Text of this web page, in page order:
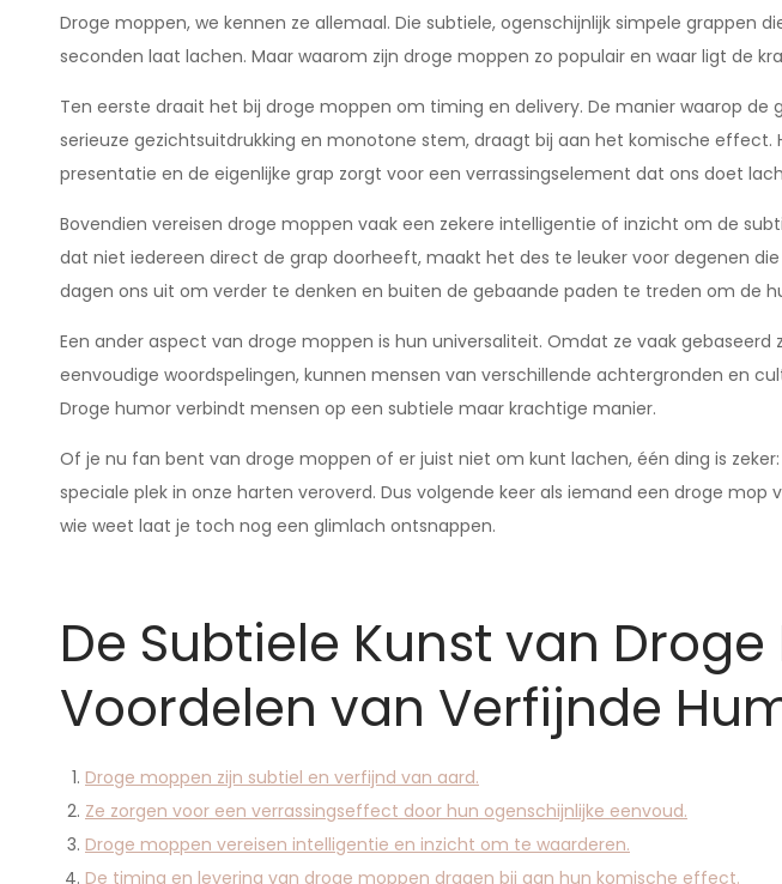
Droge moppen, we kennen ze allemaal. Die subtiele, ogenschijnlijk simpele grappen
seconden laat lachen. Maar waarom zijn droge moppen zo populair en waar ligt de
Ten eerste draait het bij droge moppen om timing en delivery. De manier waarop de
serieuze gezichtsuitdrukking en monotone stem, draagt bij aan het komische effect.
presentatie en de eigenlijke grap zorgt voor een verrassingselement dat ons doet
Bovendien vereisen droge moppen vaak een zekere intelligentie of inzicht om de
dat niet iedereen direct de grap doorheeft, maakt het des te leuker voor degenen
dagen ons uit om verder te denken en buiten de gebaande paden te treden om de
Een ander aspect van droge moppen is hun universaliteit. Omdat ze vaak gebaseerd
eenvoudige woordspelingen, kunnen mensen van verschillende achtergronden en
Droge humor verbindt mensen op een subtiele maar krachtige manier.
Of je nu fan bent van droge moppen of er juist niet om kunt lachen, één ding is
speciale plek in onze harten veroverd. Dus volgende keer als iemand een droge
wie weet laat je toch nog een glimlach ontsnappen.
De Subtiele Kunst van
Voordelen van Verfijnde
Droge moppen zijn subtiel en verfijnd van aard.
Ze zorgen voor een verrassingseffect door hun ogenschijnlijke eenvoud.
Droge moppen vereisen intelligentie en inzicht om te waarderen.
De timing en levering van droge moppen dragen bij aan hun komische effect.